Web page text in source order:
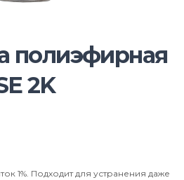
полиэфирная
2K
1%. Подходит для устранения даже